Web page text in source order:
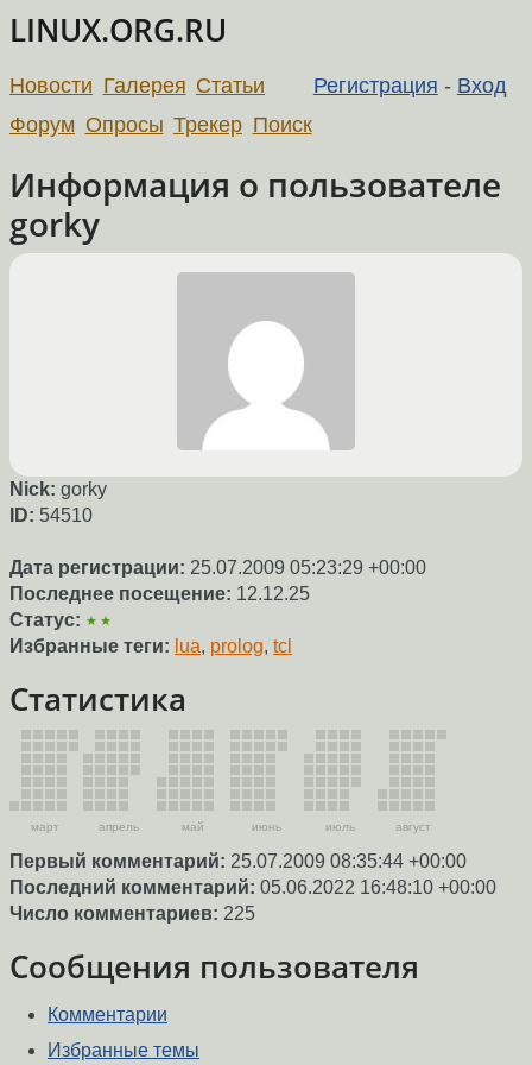
LINUX.ORG.RU
Регистрация - Вход
Новости Галерея Статьи
Форум Опросы Трекер Поиск
Информация о пользователе
gorky
Nick: gorky
ID: 54510
Дата регистрации: 25.07.2009 05:23:29 +00:00
Последнее посещение: 12.12.25
Статус: ★★
Избранные теги: lua, prolog, tcl
Статистика
март апрель май июнь июль август
Первый комментарий: 25.07.2009 08:35:44 +00:00
Последний комментарий: 05.06.2022 16:48:10 +00:00
Число комментариев: 225
Сообщения пользователя
Комментарии
Избранные темы